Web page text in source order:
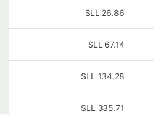
26.86
SLL
67.14
SLL
134.28
SLL
335.71
SLL